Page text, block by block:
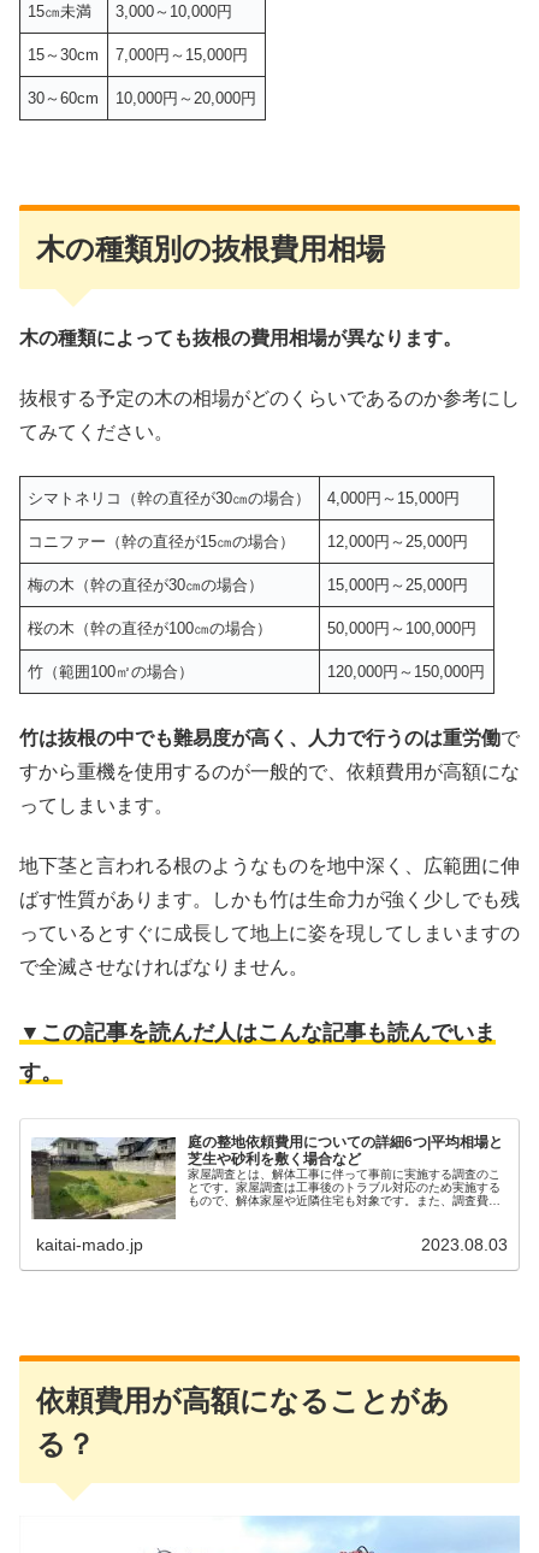
15㎝未満 3,000～10,000円
15～30cm 7,000円～15,000円
30～60cm 10,000円～20,000円
木の種類別の抜根費用相場
木の種類によっても抜根の費用相場が異なります。
抜根する予定の木の相場がどのくらいであるのか参考にし
てみてください。
シマトネリコ（幹の直径が30㎝の場合） 4,000円～15,000円
コニファー（幹の直径が15㎝の場合） 12,000円～25,000円
梅の木（幹の直径が30㎝の場合） 15,000円～25,000円
桜の木（幹の直径が100㎝の場合） 50,000円～100,000円
竹（範囲100㎡の場合） 120,000円～150,000円
竹は抜根の中でも難易度が高く、人力で行うのは重労働で
すから重機を使用するのが一般的で、依頼費用が高額にな
ってしまいます。
地下茎と言われる根のようなものを地中深く、広範囲に伸
ばす性質があります。しかも竹は生命力が強く少しでも残
っているとすぐに成長して地上に姿を現してしまいますの
で全滅させなければなりません。
▼この記事を読んだ人はこんな記事も読んでいま
す。
庭の整地依頼費用についての詳細6つ|平均相場と
芝生や砂利を敷く場合など
家屋調査とは、解体工事に伴って事前に実施する調査のこ
とです。家屋調査は工事後のトラブル対応のため実施する
もので、解体家屋や近隣住宅も対象です。また、調査費用
kaitai-mado.jp 2023.08.03
依頼費用が高額になることがあ
る？